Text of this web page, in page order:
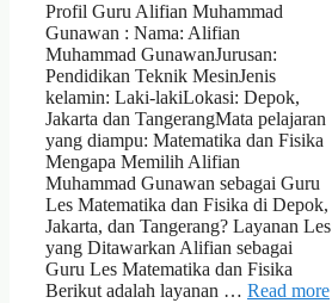
Profil Guru Alifian Muhammad
Gunawan : Nama: Alifian
Muhammad GunawanJurusan:
Pendidikan Teknik MesinJenis
kelamin: Laki-lakiLokasi: Depok,
Jakarta dan TangerangMata pelajaran
yang diampu: Matematika dan Fisika
Mengapa Memilih Alifian
Muhammad Gunawan sebagai Guru
Les Matematika dan Fisika di Depok,
Jakarta, dan Tangerang? Layanan Les
yang Ditawarkan Alifian sebagai
Guru Les Matematika dan Fisika
Berikut adalah layanan … Read more